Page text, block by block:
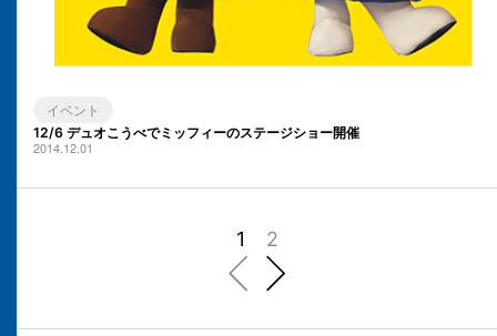
イベント
12/6 デュオこうべでミッフィーのステージショー開催
2014.12.01
1 2
前へ 次へ